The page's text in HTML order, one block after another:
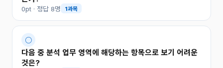
0pt · 정답 8명 1과목
○
다음 중 분석 업무 영역에 해당하는 항목으로 보기 어려운
것은?